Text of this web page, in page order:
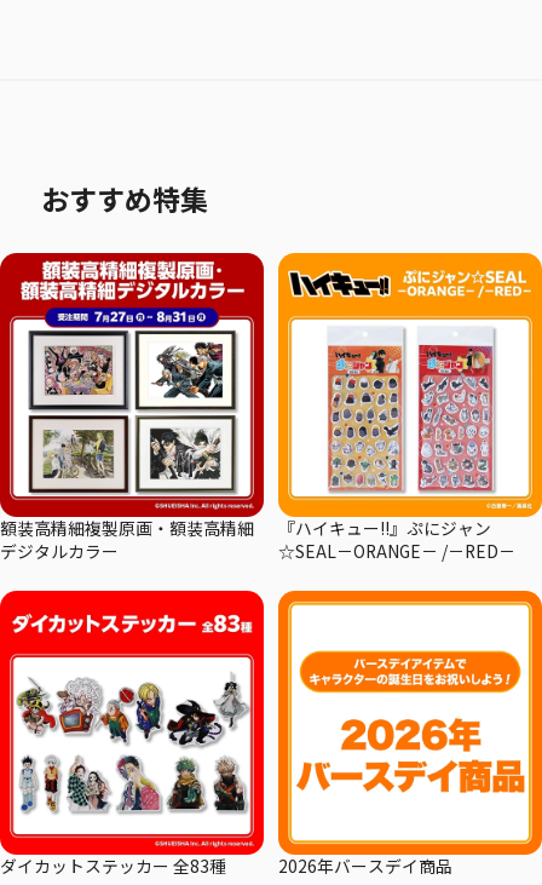
おすすめ特集
額装高精細複製原画・額装高精細
デジタルカラー
『ハイキュー!!』ぷにジャン
☆SEAL－ORANGE－ /－RED－
ダイカットステッカー 全83種 2026年バースデイ商品